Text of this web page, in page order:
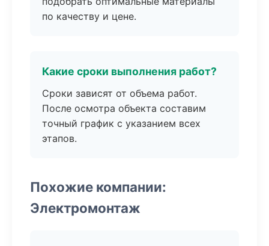
по качеству и цене.
Какие сроки выполнения работ?
Сроки зависят от объема работ.
После осмотра объекта составим
точный график с указанием всех
этапов.
Похожие компании:
Электромонтаж